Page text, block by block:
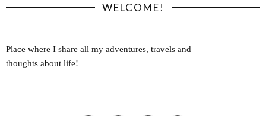
WELCOME!
Place where I share all my adventures, travels and
thoughts about life!